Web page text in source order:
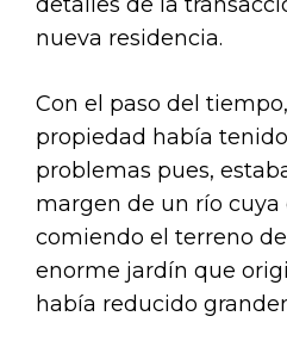
nueva residencia.
Con el paso del
propiedad había
problemas pues,
margen de un río cuya
comiendo el terreno
enorme jardín que
había reducido